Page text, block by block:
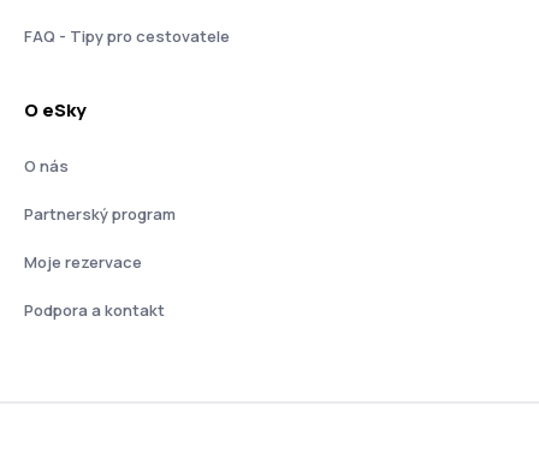
FAQ - Tipy pro cestovatele
O eSky
O nás
Partnerský program
Moje rezervace
Podpora a kontakt